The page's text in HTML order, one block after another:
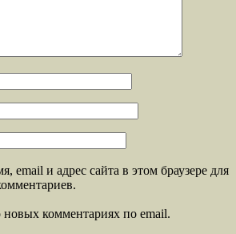
email и адрес сайта в этом браузере для
комментариях по email.